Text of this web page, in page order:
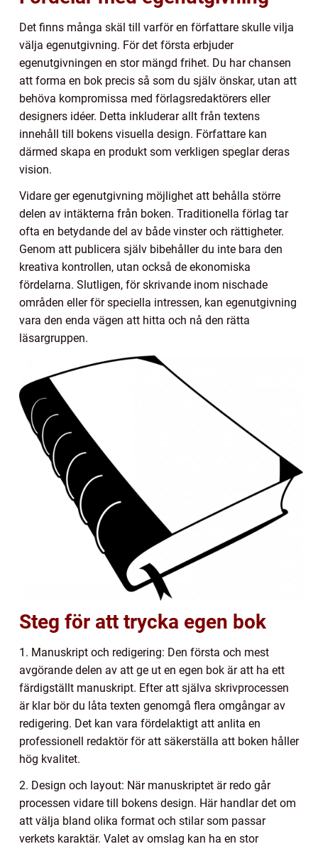
Det finns många skäl till varför en författare skulle vilja
välja egenutgivning. För det första erbjuder
egenutgivningen en stor mängd frihet. Du har chansen
att forma en bok precis så som du själv önskar, utan att
behöva kompromissa med förlagsredaktörers eller
designers idéer. Detta inkluderar allt från textens
innehåll till bokens visuella design. Författare kan
därmed skapa en produkt som verkligen speglar deras
vision.
Vidare ger egenutgivning möjlighet att behålla större
delen av intäkterna från boken. Traditionella förlag tar
ofta en betydande del av både vinster och rättigheter.
Genom att publicera själv bibehåller du inte bara den
kreativa kontrollen, utan också de ekonomiska
fördelarna. Slutligen, för skrivande inom nischade
områden eller för speciella intressen, kan egenutgivning
vara den enda vägen att hitta och nå den rätta
läsargruppen.
Steg för att trycka egen bok
1. Manuskript och redigering: Den första och mest
avgörande delen av att ge ut en egen bok är att ha ett
färdigställt manuskript. Efter att själva skrivprocessen
är klar bör du låta texten genomgå flera omgångar av
redigering. Det kan vara fördelaktigt att anlita en
professionell redaktör för att säkerställa att boken håller
hög kvalitet.
2. Design och layout: När manuskriptet är redo går
processen vidare till bokens design. Här handlar det om
att välja bland olika format och stilar som passar
verkets karaktär. Valet av omslag kan ha en stor